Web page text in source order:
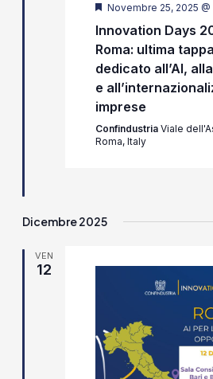
Segnalati
Novembre 25, 2025 @
Innovation Days
Roma: ultima
dedicato all’AI,
e
imprese
Confindustria Viale
Roma, Italy
Dicembre 2025
VEN
12